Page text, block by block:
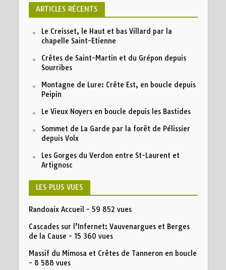
h
ARTICLES RÉCENTS
Le Creisset, le Haut et bas Villard par la
chapelle Saint-Etienne
Crêtes de Saint-Martin et du Grépon depuis
Sourribes
Montagne de Lure: Crête Est, en boucle depuis
Peipin
Le Vieux Noyers en boucle depuis les Bastides
Sommet de La Garde par la forêt de Pélissier
depuis Volx
Les Gorges du Verdon entre St-Laurent et
Artignosc
LES PLUS VUES
Randoaix Accueil - 59 852 vues
Cascades sur l’Infernet: Vauvenargues et Berges
de la Cause - 15 360 vues
Massif du Mimosa et Crêtes de Tanneron en boucle
- 8 588 vues